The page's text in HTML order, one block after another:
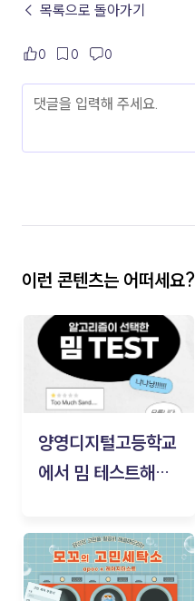
← 목록으로 돌아가기
0 0 0
이런 콘텐츠는 어떠세요?
양영디지털고등학교
에서 밈 테스트해보